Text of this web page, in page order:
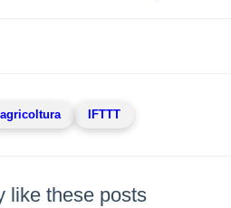
agricoltura IFTTT
like these posts